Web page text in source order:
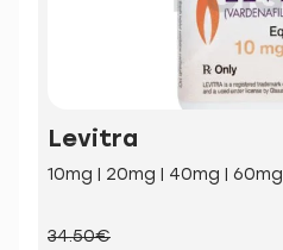
Levitra
10mg | 20mg | 40mg | 60mg
34.50€